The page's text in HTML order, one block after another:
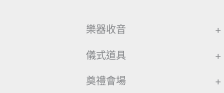
樂器收音 +
儀式道具 +
奠禮會場 +